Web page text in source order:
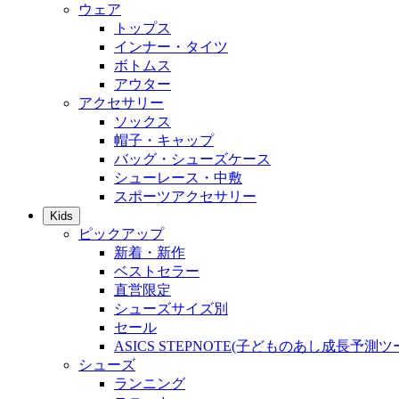
ウェア
トップス
インナー・タイツ
ボトムス
アウター
アクセサリー
ソックス
帽子・キャップ
バッグ・シューズケース
シューレース・中敷
スポーツアクセサリー
Kids
ピックアップ
新着・新作
ベストセラー
直営限定
シューズサイズ別
セール
ASICS STEPNOTE(子どものあし成長予測ツ
シューズ
ランニング